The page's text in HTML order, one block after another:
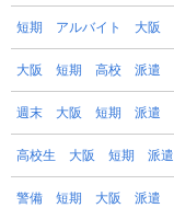
短期 アルバイト 大阪
大阪 短期 高校 派遣
週末 大阪 短期 派遣
高校生 大阪 短期 派遣
警備 短期 大阪 派遣